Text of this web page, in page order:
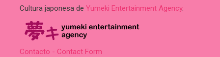
Cultura japonesa de Yumeki Entertainment Agency.
Contacto - Contact Form